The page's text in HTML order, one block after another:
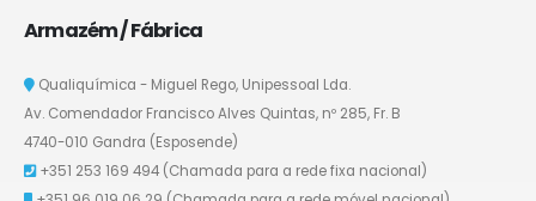
Armazém / Fábrica
Qualiquímica - Miguel Rego, Unipessoal Lda.
Av. Comendador Francisco Alves Quintas, nº 285, Fr. B
4740-010 Gandra (Esposende)
+351 253 169 494 (Chamada para a rede fixa nacional)